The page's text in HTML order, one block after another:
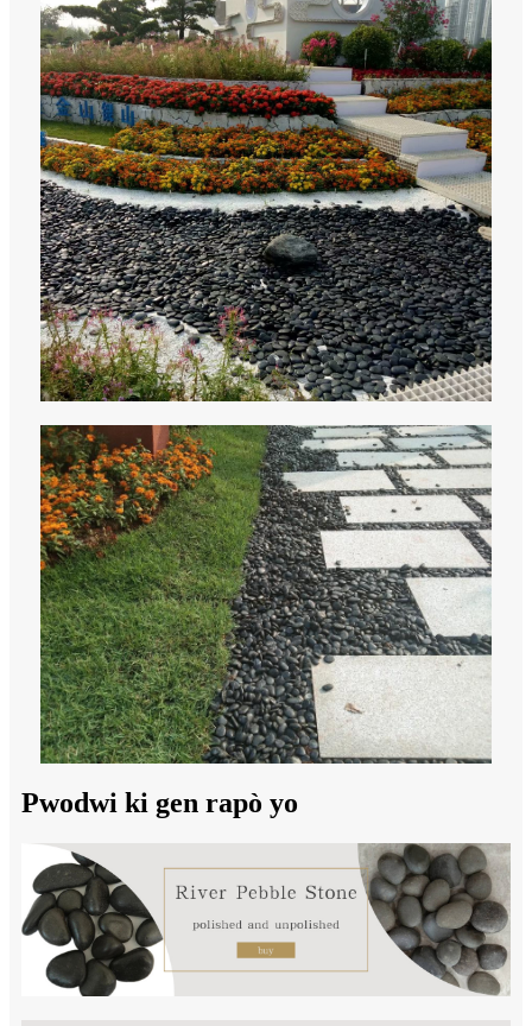
Pwodwi ki gen rapò yo